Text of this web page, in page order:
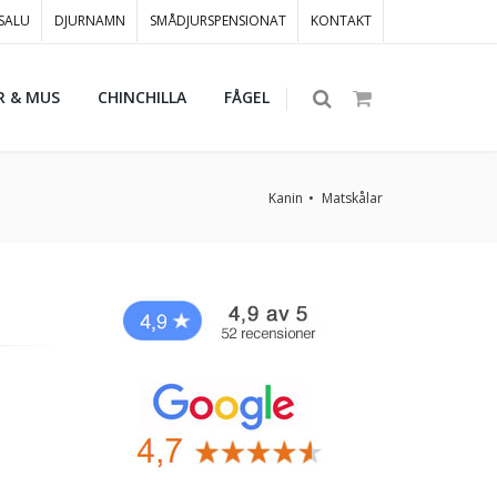
DJURNAMN SMÅDJURSPENSIONAT KONTAKT
& MUS CHINCHILLA FÅGEL
Kanin Matskålar